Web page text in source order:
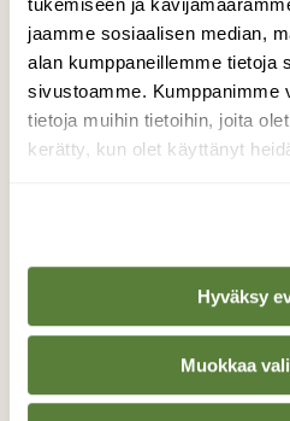
jaamme sosiaalisen median,
alan kumppaneillemme tietoja
sivustoamme. Kumppanimme
tietoja muihin tietoihin, joita
kerätty, kun olet käyttänyt
Hyväksy
Muokkaa
Valokuvaaja: Reijo
TAKAISIN